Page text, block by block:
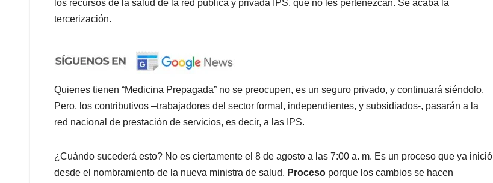
los recursos de la salud de la red pública y privada IPS, que no les pertenezcan. Se acaba la
tercerización.
Quienes tienen “Medicina Prepagada” no se preocupen, es un seguro privado, y continuará siéndolo.
Pero, los contributivos –trabajadores del sector formal, independientes, y subsidiados-, pasarán a la
red nacional de prestación de servicios, es decir, a las IPS.
¿Cuándo sucederá esto? No es ciertamente el 8 de agosto a las 7:00 a. m. Es un proceso que ya inició
desde el nombramiento de la nueva ministra de salud. Proceso porque los cambios se hacen